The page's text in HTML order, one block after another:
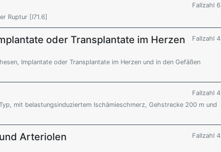
Fallzahl 6
Ruptur [I71.6]
oder Transplantate im Herzen
Fallzahl 4
Implantate oder Transplantate im Herzen und in den Gefäßen
Fallzahl 4
mit belastungsinduziertem Ischämieschmerz, Gehstrecke 200 m und
Arteriolen
Fallzahl 4